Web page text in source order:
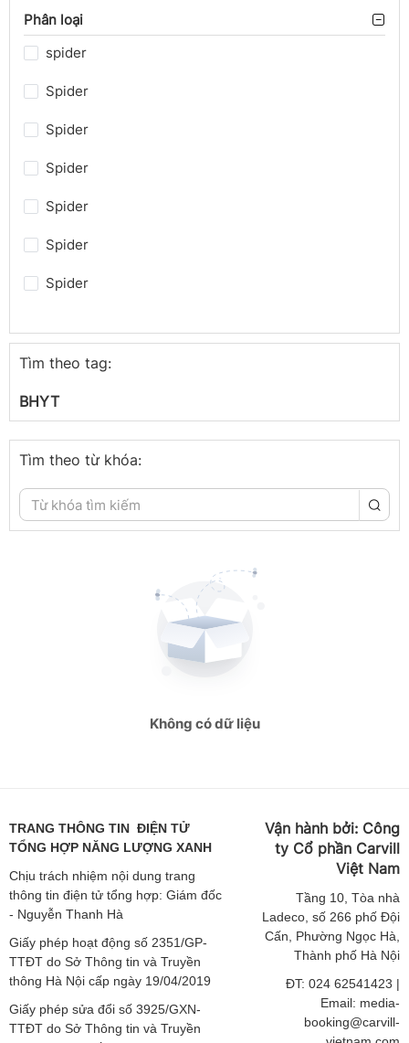
Phân loại
spider
Spider
Spider
Spider
Spider
Spider
Spider
Phát triển bền vững
Spider
Spider
Spider
giaoducthoidai.vn
giaoducthoidai.vn
giaoducthoidai.vn
giaoducthoidai.vn
giaoducthoidai.vn
giaoducthoidai.vn
Tìm theo tag:
BHYT
Tìm theo từ khóa:
Không có dữ liệu
TRANG THÔNG TIN ĐIỆN TỬ
TỔNG HỢP NĂNG LƯỢNG XANH
Chịu trách nhiệm nội dung trang
thông tin điện tử tổng hợp: Giám đốc
- Nguyễn Thanh Hà
Giấy phép hoạt động số 2351/GP-
TTĐT do Sở Thông tin và Truyền
thông Hà Nội cấp ngày 19/04/2019
Giấy phép sửa đổi số 3925/GXN-
TTĐT do Sở Thông tin và Truyền
Vận hành bởi: Công
ty Cổ phần Carvill
Việt Nam
Tầng 10, Tòa nhà
Ladeco, số 266 phố Đội
Cấn, Phường Ngọc Hà,
Thành phố Hà Nội
ĐT: 024 62541423 |
Email: media-
booking@carvill-